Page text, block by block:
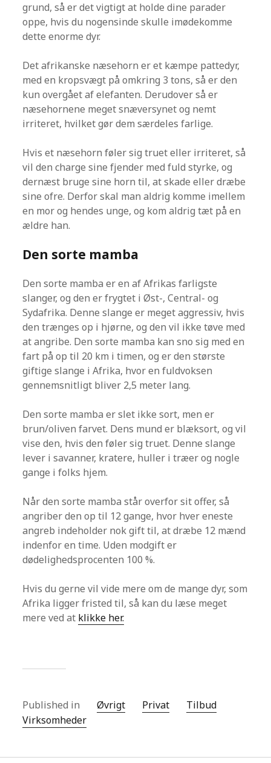
grund, så er det vigtigt at holde dine parader
oppe, hvis du nogensinde skulle imødekomme
dette enorme dyr.
Det afrikanske næsehorn er et kæmpe pattedyr,
med en kropsvægt på omkring 3 tons, så er den
kun overgået af elefanten. Derudover så er
næsehornene meget snæversynet og nemt
irriteret, hvilket gør dem særdeles farlige.
Hvis et næsehorn føler sig truet eller irriteret, så
vil den charge sine fjender med fuld styrke, og
dernæst bruge sine horn til, at skade eller dræbe
sine ofre. Derfor skal man aldrig komme imellem
en mor og hendes unge, og kom aldrig tæt på en
ældre han.
Den sorte mamba
Den sorte mamba er en af Afrikas farligste
slanger, og den er frygtet i Øst-, Central- og
Sydafrika. Denne slange er meget aggressiv, hvis
den trænges op i hjørne, og den vil ikke tøve med
at angribe. Den sorte mamba kan sno sig med en
fart på op til 20 km i timen, og er den største
giftige slange i Afrika, hvor en fuldvoksen
gennemsnitligt bliver 2,5 meter lang.
Den sorte mamba er slet ikke sort, men er
brun/oliven farvet. Dens mund er blæksort, og vil
vise den, hvis den føler sig truet. Denne slange
lever i savanner, kratere, huller i træer og nogle
gange i folks hjem.
Når den sorte mamba står overfor sit offer, så
angriber den op til 12 gange, hvor hver eneste
angreb indeholder nok gift til, at dræbe 12 mænd
indenfor en time. Uden modgift er
dødelighedsprocenten 100 %.
Hvis du gerne vil vide mere om de mange dyr, som
Afrika ligger fristed til, så kan du læse meget
mere ved at klikke her.
Published in Øvrigt Privat
Tilbud
Virksomheder